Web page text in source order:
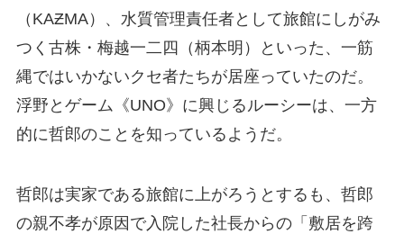
（KAƵMA）、水質管理責任者として旅館にしがみ
つく古株・梅越一二四（柄本明）といった、一筋
縄ではいかないクセ者たちが居座っていたのだ。
浮野とゲーム《UNO》に興じるルーシーは、一方
的に哲郎のことを知っているようだ。
哲郎は実家である旅館に上がろうとするも、哲郎
の親不孝が原因で入院した社長からの「敷居を跨